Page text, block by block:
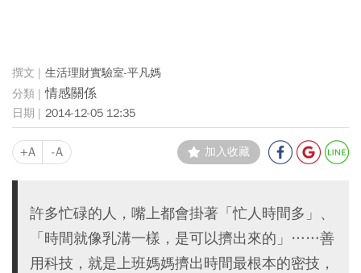
生活理財實驗室-平凡媽
情感關係
2014-12-05 12:35
+A -A 加入收藏
許多忙碌的人，嘴上都會掛著「忙人時間多」、
「時間就像乳溝一樣，是可以擠出來的」……善
用科技，就是上班媽媽擠出時間最根本的密技，